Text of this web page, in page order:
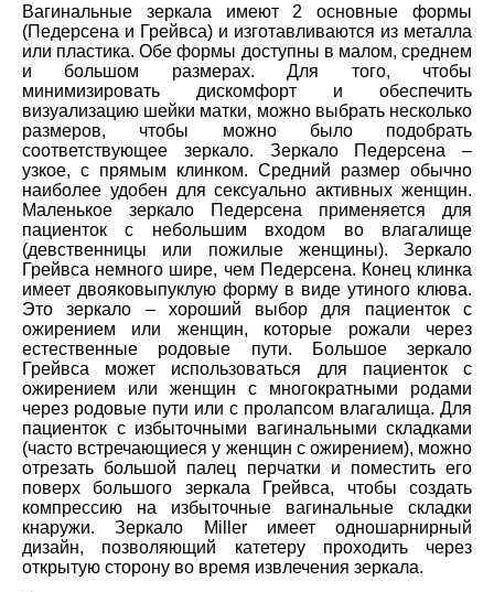
Вагинальные зеркала имеют 2 основные формы
(Педерсена и Грейвса) и изготавливаются из металла
или пластика. Обе формы доступны в малом, среднем
и большом размерах. Для того, чтобы
минимизировать дискомфорт и обеспечить
визуализацию шейки матки, можно выбрать несколько
размеров, чтобы можно было подобрать
соответствующее зеркало. Зеркало Педерсена –
узкое, с прямым клинком. Средний размер обычно
наиболее удобен для сексуально активных женщин.
Маленькое зеркало Педерсена применяется для
пациенток с небольшим входом во влагалище
(девственницы или пожилые женщины). Зеркало
Грейвса немного шире, чем Педерсена. Конец клинка
имеет двояковыпуклую форму в виде утиного клюва.
Это зеркало – хороший выбор для пациенток с
ожирением или женщин, которые рожали через
естественные родовые пути. Большое зеркало
Грейвса может использоваться для пациенток с
ожирением или женщин с многократными родами
через родовые пути или с пролапсом влагалища. Для
пациенток с избыточными вагинальными складками
(часто встречающиеся у женщин с ожирением), можно
отрезать большой палец перчатки и поместить его
поверх большого зеркала Грейвса, чтобы создать
компрессию на избыточные вагинальные складки
кнаружи. Зеркало Miller имеет одношарнирный
дизайн, позволяющий катетеру проходить через
открытую сторону во время извлечения зеркала.